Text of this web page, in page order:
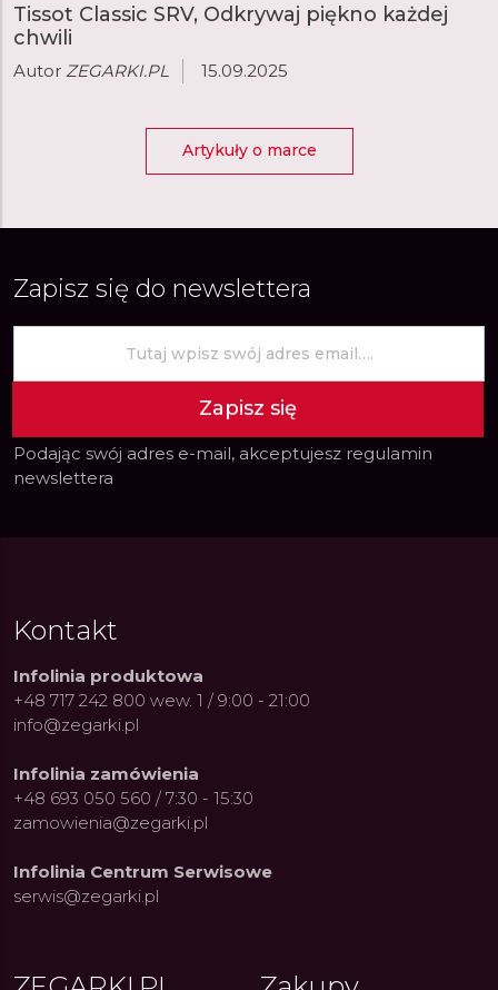
Tissot Classic SRV, Odkrywaj piękno każdej
chwili
Autor ZEGARKI.PL 15.09.2025
Artykuły o marce
Zapisz się do newslettera
Zapisz się
Podając swój adres e-mail, akceptujesz regulamin
newslettera
Kontakt
Infolinia produktowa
+48 717 242 800 wew. 1 / 9:00 - 21:00
info@zegarki.pl
Infolinia zamówienia
+48 693 050 560 / 7:30 - 15:30
zamowienia@zegarki.pl
Infolinia Centrum Serwisowe
serwis@zegarki.pl